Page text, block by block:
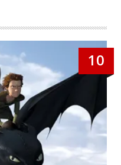
10